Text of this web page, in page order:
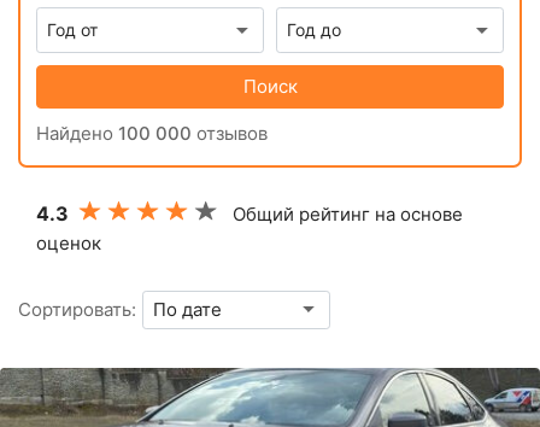
Поиск
Найдено 100 000 отзывов
4.3
Общий рейтинг на основе
оценок
Сортировать: